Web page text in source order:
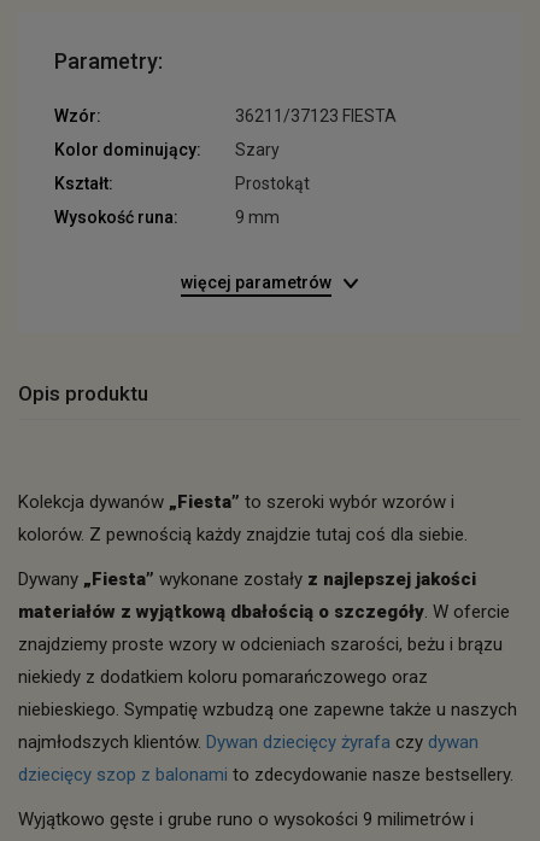
Parametry:
Wzór:
36211/37123 FIESTA
Kolor dominujący:
Szary
Kształt:
Prostokąt
Wysokość runa:
9 mm
więcej parametrów
Opis produktu
Kolekcja dywanów „Fiesta” to szeroki wybór wzorów i
kolorów. Z pewnością każdy znajdzie tutaj coś dla siebie.
Dywany „Fiesta” wykonane zostały z najlepszej jakości
materiałów z wyjątkową dbałością o szczegóły. W ofercie
znajdziemy proste wzory w odcieniach szarości, beżu i brązu
niekiedy z dodatkiem koloru pomarańczowego oraz
niebieskiego. Sympatię wzbudzą one zapewne także u naszych
najmłodszych klientów. Dywan dziecięcy żyrafa czy dywan
dziecięcy szop z balonami to zdecydowanie nasze bestsellery.
Wyjątkowo gęste i grube runo o wysokości 9 milimetrów i